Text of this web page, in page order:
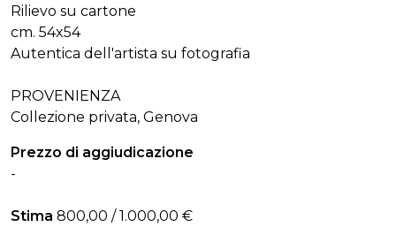
Rilievo su cartone
cm. 54x54
Autentica dell'artista su fotografia
PROVENIENZA
Collezione privata, Genova
Prezzo di aggiudicazione
-
Stima 800,00 / 1.000,00 €